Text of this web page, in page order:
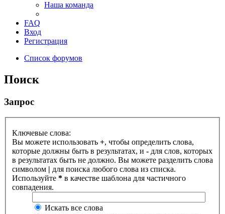
Наша команда
FAQ
Вход
Регистрация
Список форумов
Поиск
Запрос
Ключевые слова:
Вы можете использовать +, чтобы определить слова,
которые должны быть в результатах, и - для слов, которых
в результатах быть не должно. Вы можете разделить слова
символом | для поиска любого слова из списка.
Используйте * в качестве шаблона для частичного
совпадения.
Искать все слова